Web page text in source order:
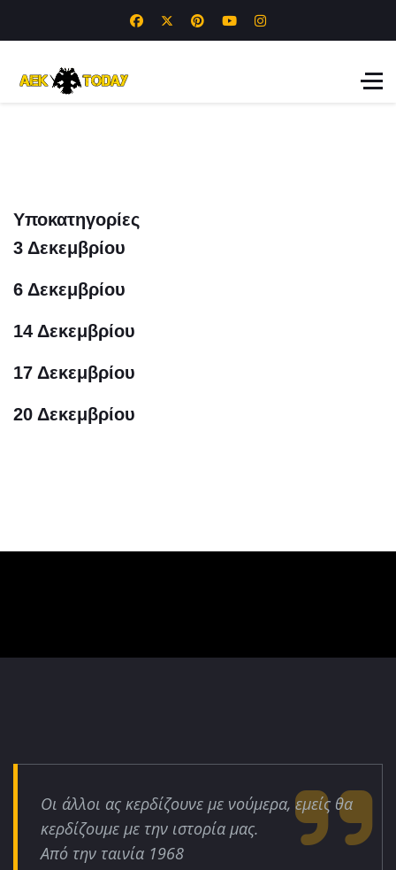
Υποκατηγορίες
3 Δεκεμβρίου
6 Δεκεμβρίου
14 Δεκεμβρίου
17 Δεκεμβρίου
20 Δεκεμβρίου
Οι άλλοι ας κερδίζουνε με νούμερα, εμείς θα
κερδίζουμε με την ιστορία μας.
Από την ταινία 1968